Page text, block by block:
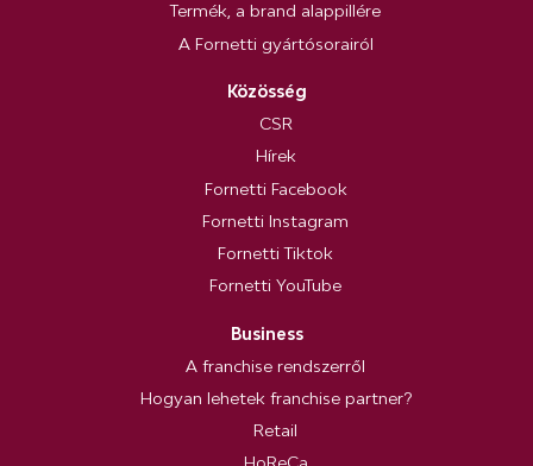
Termék, a brand alappillére
A Fornetti gyártósorairól
Közösség
CSR
Hírek
Fornetti Facebook
Fornetti Instagram
Fornetti Tiktok
Fornetti YouTube
Business
A franchise rendszerről
Hogyan lehetek franchise partner?
Retail